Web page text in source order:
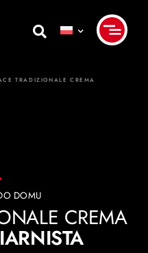
TRADIZIONALE CREMA
DOMU
CREMA